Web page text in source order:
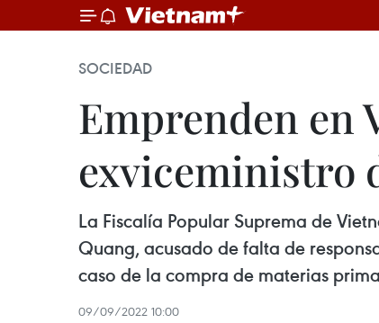
SOCIEDAD
Emprenden en
exviceministro
La Fiscalía Popular Suprema de
Quang, acusado de falta de
caso de la compra de materias
09/09/2022 10:00